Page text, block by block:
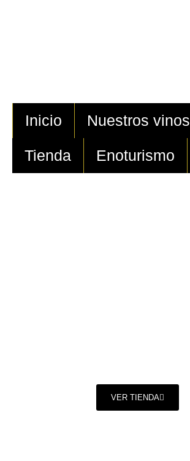
Inicio Nuestros vinos
Tienda Enoturismo
VER TIENDA